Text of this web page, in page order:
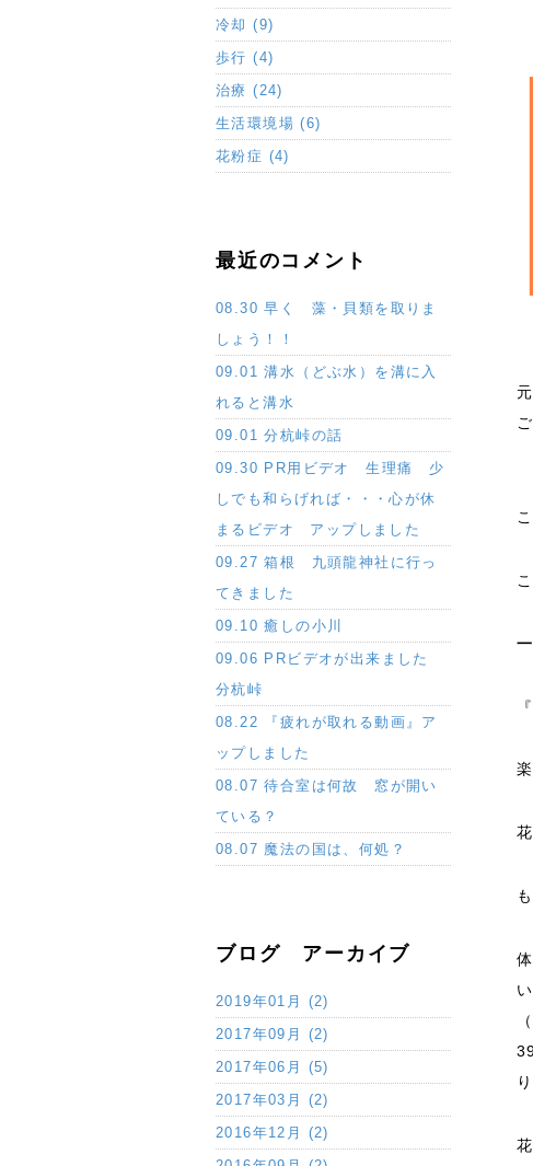
冷却 (9)
歩行 (4)
治療 (24)
生活環境場 (6)
花粉症 (4)
最近のコメント
08.30 早く 藻・貝類を取りま
しょう！！
09.01 溝水（どぶ水）を溝に入
れると溝水
09.01 分杭峠の話
09.30 PR用ビデオ 生理痛 少
しでも和らげれば・・・心が休
まるビデオ アップしました
09.27 箱根 九頭龍神社に行っ
てきました
09.10 癒しの小川
09.06 PRビデオが出来ました
分杭峠
08.22 『疲れが取れる動画』ア
ップしました
08.07 待合室は何故 窓が開い
ている？
08.07 魔法の国は、何処？
ブログ アーカイブ
2019年01月 (2)
2017年09月 (2)
2017年06月 (5)
2017年03月 (2)
2016年12月 (2)